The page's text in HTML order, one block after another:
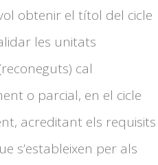
obtenir el títol del cicle
les unitats
cal
o parcial, en el cicle
acreditant els requisits
s’estableixen per als